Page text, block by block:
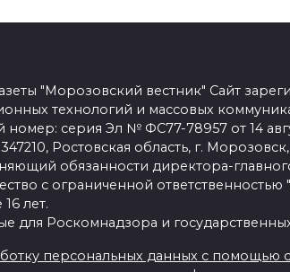
"Морозовский вестник" Сайт
технологий и массовых
номер: серия Эл № ФС77-78957 от 14
Ростовская область, г.
обязанности директора-
с ограниченной
лет.
для Роскомнадзора и
персональных данных с помощью